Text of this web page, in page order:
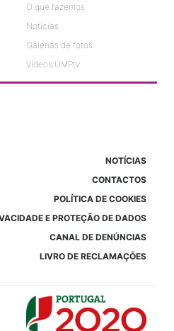
O que fazemos
Notícias
Galerias de fotos
Vídeos UMPtv
NOTÍCIAS
CONTACTOS
POLÍTICA DE COOKIES
E PROTEÇÃO DE DADOS
CANAL DE DENÚNCIAS
LIVRO DE RECLAMAÇÕES